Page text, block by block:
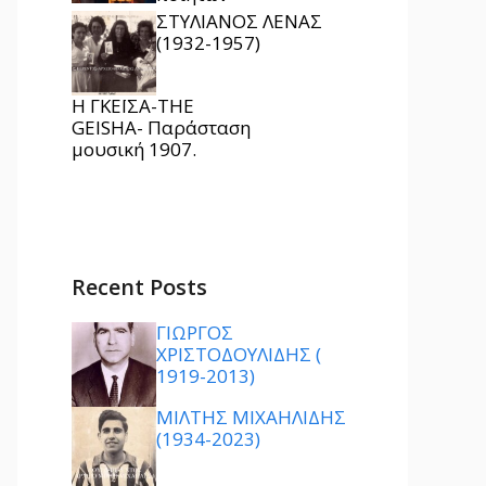
ΣΤΥΛΙΑΝΟΣ ΛΕΝΑΣ
(1932-1957)
Η ΓΚΕΪΣΑ-THE
GEISHA- Παράσταση
μουσική 1907.
Recent Posts
ΓΙΩΡΓΟΣ
ΧΡΙΣΤΟΔΟΥΛΙΔΗΣ (
1919-2013)
ΜΙΛΤΗΣ ΜΙΧΑΗΛΙΔΗΣ
(1934-2023)